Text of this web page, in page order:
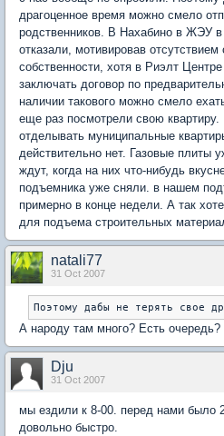
драгоценное время можно смело
родственников. В Нахабино в ЖЭУ
отказали, мотивировав отсутствием
собственности, хотя в Риэлт
заключать договор по
наличии такового можно смело
еще раз посмотрели свою
отделывать муниципальные
действительно нет. Газовые плиты
ждут, когда на них что-нибудь
подъемника уже сняли. в нашем
примерно в конце недели. А так
для подъема строительных
natali77
31 Oct 2007
Поэтому дабы не терять свое
А народу там много? Есть очередь?
Dju
31 Oct 2007
мы ездили к 8-00. перед нами было
довольно быстро.